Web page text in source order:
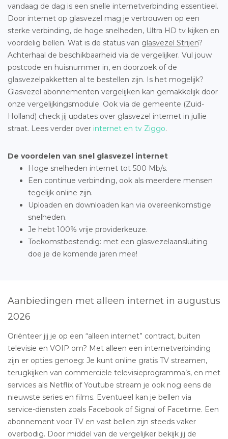
vandaag de dag is een snelle internetverbinding essentieel.
Door internet op glasvezel mag je vertrouwen op een
sterke verbinding, de hoge snelheden, Ultra HD tv kijken en
voordelig bellen. Wat is de status van glasvezel Strijen?
Achterhaal de beschikbaarheid via de vergelijker. Vul jouw
postcode en huisnummer in, en doorzoek of de
glasvezelpakketten al te bestellen zijn. Is het mogelijk?
Glasvezel abonnementen vergelijken kan gemakkelijk door
onze vergelijkingsmodule. Ook via de gemeente (Zuid-
Holland) check jij updates over glasvezel internet in jullie
straat. Lees verder over internet en tv Ziggo.
De voordelen van snel glasvezel internet
Hoge snelheden internet tot 500 Mb/s.
Een continue verbinding, ook als meerdere mensen
tegelijk online zijn.
Uploaden en downloaden kan via overeenkomstige
snelheden.
Je hebt 100% vrije providerkeuze.
Toekomstbestendig: met een glasvezelaansluiting
doe je de komende jaren mee!
Aanbiedingen met alleen internet in augustus
2026
Oriënteer jij je op een “alleen internet” contract, buiten
televisie en VOIP om? Met alleen een internetverbinding
zijn er opties genoeg: Je kunt online gratis TV streamen,
terugkijken van commerciële televisieprogramma’s, en met
services als Netflix of Youtube stream je ook nog eens de
nieuwste series en films. Eventueel kan je bellen via
service-diensten zoals Facebook of Signal of Facetime. Een
abonnement voor TV en vast bellen zijn steeds vaker
overbodig. Door middel van de vergelijker bekijk jij de